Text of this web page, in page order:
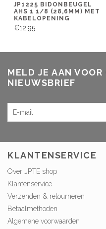
JP1225 BIDONBEUGEL
AHS 1 1/8 (28,6MM) MET
KABELOPENING
€12,95
MELD JE AAN VOOR
NIEUWSBRIEF
KLANTENSERVICE
Over JPTE shop
Klantenservice
Verzenden & retourneren
Betaalmethoden
Algemene voorwaarden